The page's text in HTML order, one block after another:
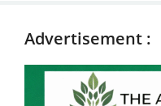
Advertisement :